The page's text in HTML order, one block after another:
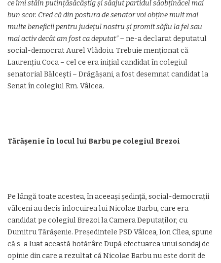
ce îmi stăîn putințăsăcâștig și săajut partidul săobținăcel mai
bun scor. Cred că din postura de senator voi obține mult mai
multe beneficii pentru județul nostru și promit săfiu la fel sau
mai activ decât am fost ca deputat”– ne-a declarat deputatul
social-democrat Aurel Vlădoiu. Trebuie menționat că
Laurențiu Coca – cel ce era inițial candidat în colegiul
senatorial Bălcești – Drăgășani, a fost desemnat candidat la
Senat în colegiul Rm. Vâlcea.
Tărășenie în locul lui Barbu pe colegiul Brezoi
Pe lângă toate acestea, în aceeași ședință, social-democrații
vâlceni au decis înlocuirea lui Nicolae Barbu, care era
candidat pe colegiul Brezoi la Camera Deputaților, cu
Dumitru Tărășenie. Președintele PSD Vâlcea, Ion Cîlea, spune
că s-a luat această hotărâre După efectuarea unui sondaj de
opinie din care a rezultat că Nicolae Barbu nu este dorit de